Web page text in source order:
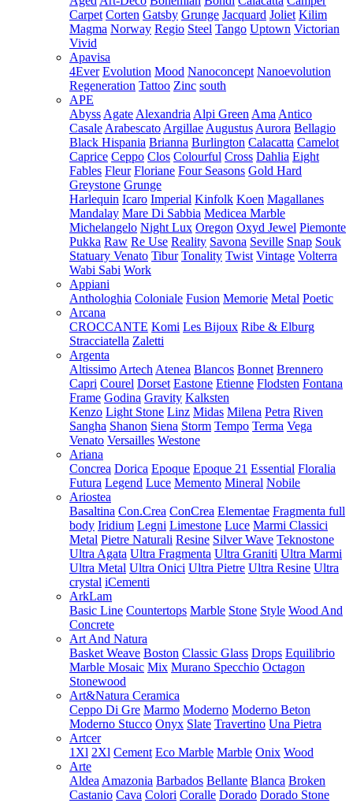
Carpet Corten Gatsby Grunge Jacquard Joliet Kilim
Magma Norway Regio Steel Tango Uptown Victorian
Vivid
Apavisa
4Ever Evolution Mood Nanoconcept Nanoevolution
Regeneration Tattoo Zinc south
APE
Abyss Agate Alexandria Alpi Green Ama Antico
Casale Arabescato Argillae Augustus Aurora Bellagio
Black Hispania Brianna Burlington Calacatta Camelot
Caprice Ceppo Clos Colourful Cross Dahlia Eight
Fables Fleur Floriane Four Seasons Gold Hard
Greystone Grunge
Harlequin Icaro Imperial Kinfolk Koen Magallanes
Mandalay Mare Di Sabbia Medicea Marble
Michelangelo Night Lux Oregon Oxyd Jewel Piemonte
Pukka Raw Re Use Reality Savona Seville Snap Souk
Statuary Venato Tibur Tonality Twist Vintage Volterra
Wabi Sabi Work
Appiani
Anthologhia Coloniale Fusion Memorie Metal Poetic
Arcana
CROCCANTE Komi Les Bijoux Ribe & Elburg
Stracciatella Zaletti
Argenta
Altissimo Artech Atenea Blancos Bonnet Brennero
Capri Courel Dorset Eastone Etienne Flodsten Fontana
Frame Godina Gravity Kalksten
Kenzo Light Stone Linz Midas Milena Petra Riven
Sangha Shanon Siena Storm Tempo Terma Vega
Venato Versailles Westone
Ariana
Concrea Dorica Epoque Epoque 21 Essential Floralia
Futura Legend Luce Memento Mineral Nobile
Ariostea
Basaltina Con.Crea ConCrea Elementae Fragmenta full
body Iridium Legni Limestone Luce Marmi Classici
Metal Pietre Naturali Resine Silver Wave Teknostone
Ultra Agata Ultra Fragmenta Ultra Graniti Ultra Marmi
Ultra Metal Ultra Onici Ultra Pietre Ultra Resine Ultra
crystal iCementi
ArkLam
Basic Line Countertops Marble Stone Style Wood And
Concrete
Art And Natura
Basket Weave Boston Classic Glass Drops Equilibrio
Marble Mosaic Mix Murano Specchio Octagon
Stonewood
Art&Natura Ceramica
Ceppo Di Gre Marmo Moderno Moderno Beton
Moderno Stucco Onyx Slate Travertino Una Pietra
Artcer
1Xl 2Xl Cement Eco Marble Marble Onix Wood
Arte
Aldea Amazonia Barbados Bellante Blanca Broken
Castanio Cava Colori Coralle Dorado Dorado Stone